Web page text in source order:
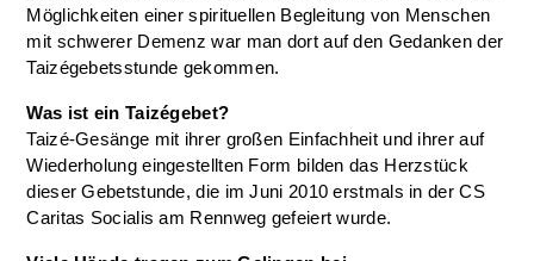
Möglichkeiten einer spirituellen Begleitung von Menschen
mit schwerer Demenz war man dort auf den Gedanken der
Taizégebetsstunde gekommen.
Was ist ein Taizégebet?
Taizé-Gesänge mit ihrer großen Einfachheit und ihrer auf
Wiederholung eingestellten Form bilden das Herzstück
dieser Gebetstunde, die im Juni 2010 erstmals in der CS
Caritas Socialis am Rennweg gefeiert wurde.